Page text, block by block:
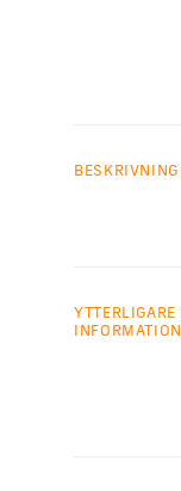
BESKRIVNING
YTTERLIGARE
INFORMATION